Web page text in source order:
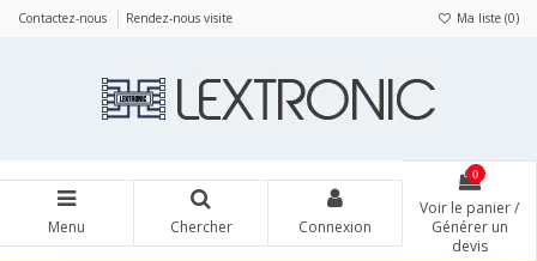
Contactez-nous Rendez-nous visite Ma liste (0)
Menu Chercher Connexion
0
Voir le panier /
Générer un
devis
Panneau de gestion des cookies